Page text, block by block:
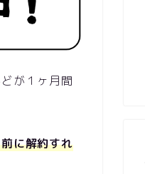
が１ヶ月間
に解約すれ